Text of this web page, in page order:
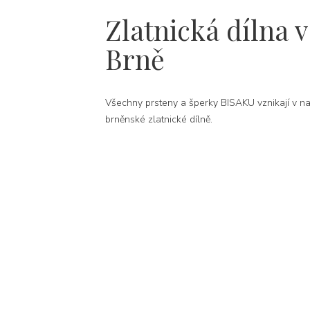
Zlatnická dílna v
Brně
Všechny prsteny a šperky BISAKU vznikají v
brněnské zlatnické dílně.